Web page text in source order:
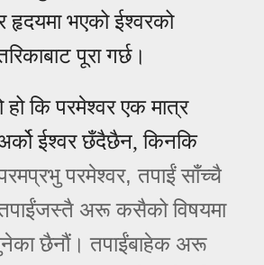
हृदयमा भएको ईश्वरको
पूरा गर्छ।
कि परमेश्वर एक मात्र
ईश्वर छँदैछैन, किनकि
परमेश्‍वर,तपाईं साँच्‍चै
अरू कसैको विषयमा
छैनौं। तपाईंबाहेक अरू